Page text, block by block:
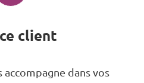
client
dans vos